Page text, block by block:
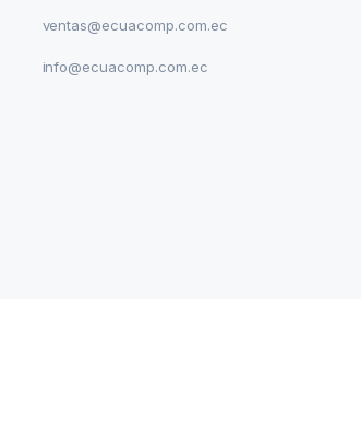
ventas@ecuacomp.com.ec
info@ecuacomp.com.ec